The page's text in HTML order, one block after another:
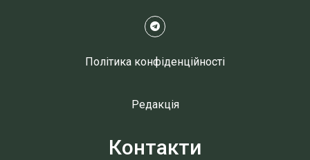
Політика конфіденційності
Редакція
Контакти